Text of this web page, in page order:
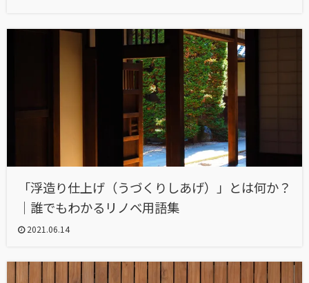
「浮造り仕上げ（うづくりしあげ）」とは何か？
｜誰でもわかるリノベ用語集
2021.06.14